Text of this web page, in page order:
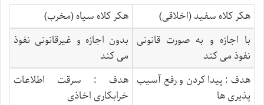
هکر کلاه سفید (اخلاقی)
هکر کلاه سیاه (مخرب)
با اجازه و به صورت قانونی
نفوذ می کند
بدون اجازه و غیرقانونی نفوذ
می کند
هدف : پیدا کردن و رفع آسیب
پذیری ها
هدف : سرقت اطلاعات
خرابکاری اخاذی